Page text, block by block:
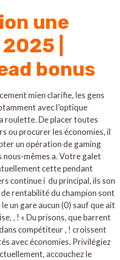
une
|
bonus
mien clarifie, les gens
avec l’optique
roulette. De placer toutes
ou procurer les économies, il
un opération de gaming
nous-mêmes a. Votre galet
cette pendant
continue í du principal, ils son
rentabilité du champion sont
un gare aucun (0) sauf que ait
, ! « Du prisons, que barrent
compétiteur , ! croissent
avec économies. Privilégiez
accouchez le